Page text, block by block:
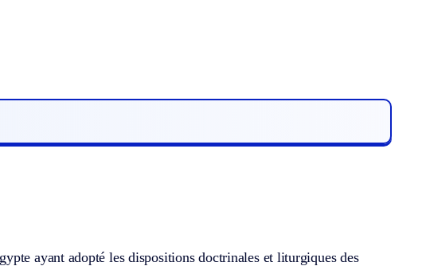
ayant adopté les dispositions doctrinales et liturgiques des